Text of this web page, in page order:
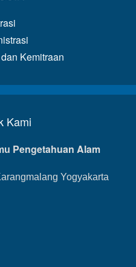
Kemitraan
Kami
Pengetahuan Alam
Yogyakarta